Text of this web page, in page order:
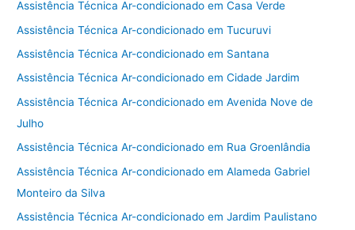
Assistência Técnica Ar-condicionado em Casa Verde
Assistência Técnica Ar-condicionado em Tucuruvi
Assistência Técnica Ar-condicionado em Santana
Assistência Técnica Ar-condicionado em Cidade Jardim
Assistência Técnica Ar-condicionado em Avenida Nove de
Julho
Assistência Técnica Ar-condicionado em Rua Groenlândia
Assistência Técnica Ar-condicionado em Alameda Gabriel
Monteiro da Silva
Assistência Técnica Ar-condicionado em Jardim Paulistano